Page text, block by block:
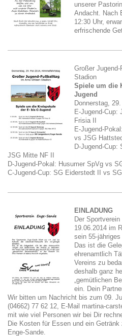
unserer
Andacht. Nach
12:30 Uhr,
erfrischende
Großer
Stadion
Spiele um die
Jugend
Donnerstag,
E-Jugend-
Frisia II
E-Jugend-
vs JSG
D-Jugend-Cup:
JSG Mitte NF II
D-Jugend-Pokal: Husumer SpVg vs
C-Jugend-Cup: SG Eiderstedt II vs
EINLADUNG
Der
19.06.2014 im
sein 55-
Das ist die
ehrenamtlich
Vereins zu
deshalb ganz
„gemütlichen
ein. Dein
Wir bitten um Nachricht bis zum 09.
(04662) 77 62 12, E-Mail martina-
mit wie viel Personen wir bei Dir
Die Kosten für Essen und ein
Enge-Sande.